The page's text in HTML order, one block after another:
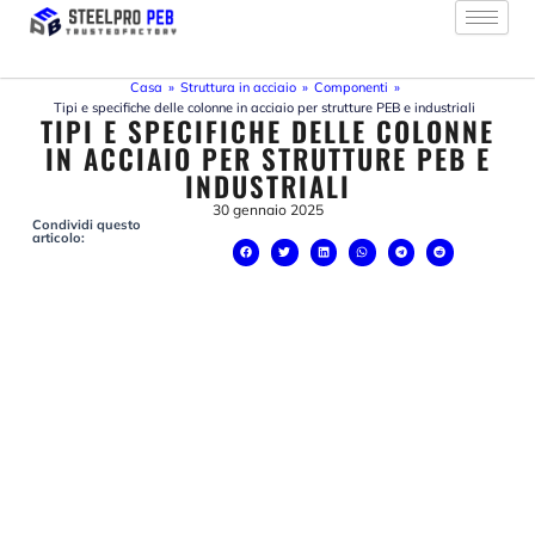
contenuto
Casa » Struttura in acciaio » Componenti »
Tipi e specifiche delle colonne in acciaio per strutture PEB e industriali
TIPI E SPECIFICHE DELLE COLONNE
IN ACCIAIO PER STRUTTURE PEB E
INDUSTRIALI
30 gennaio 2025
Condividi questo
articolo: